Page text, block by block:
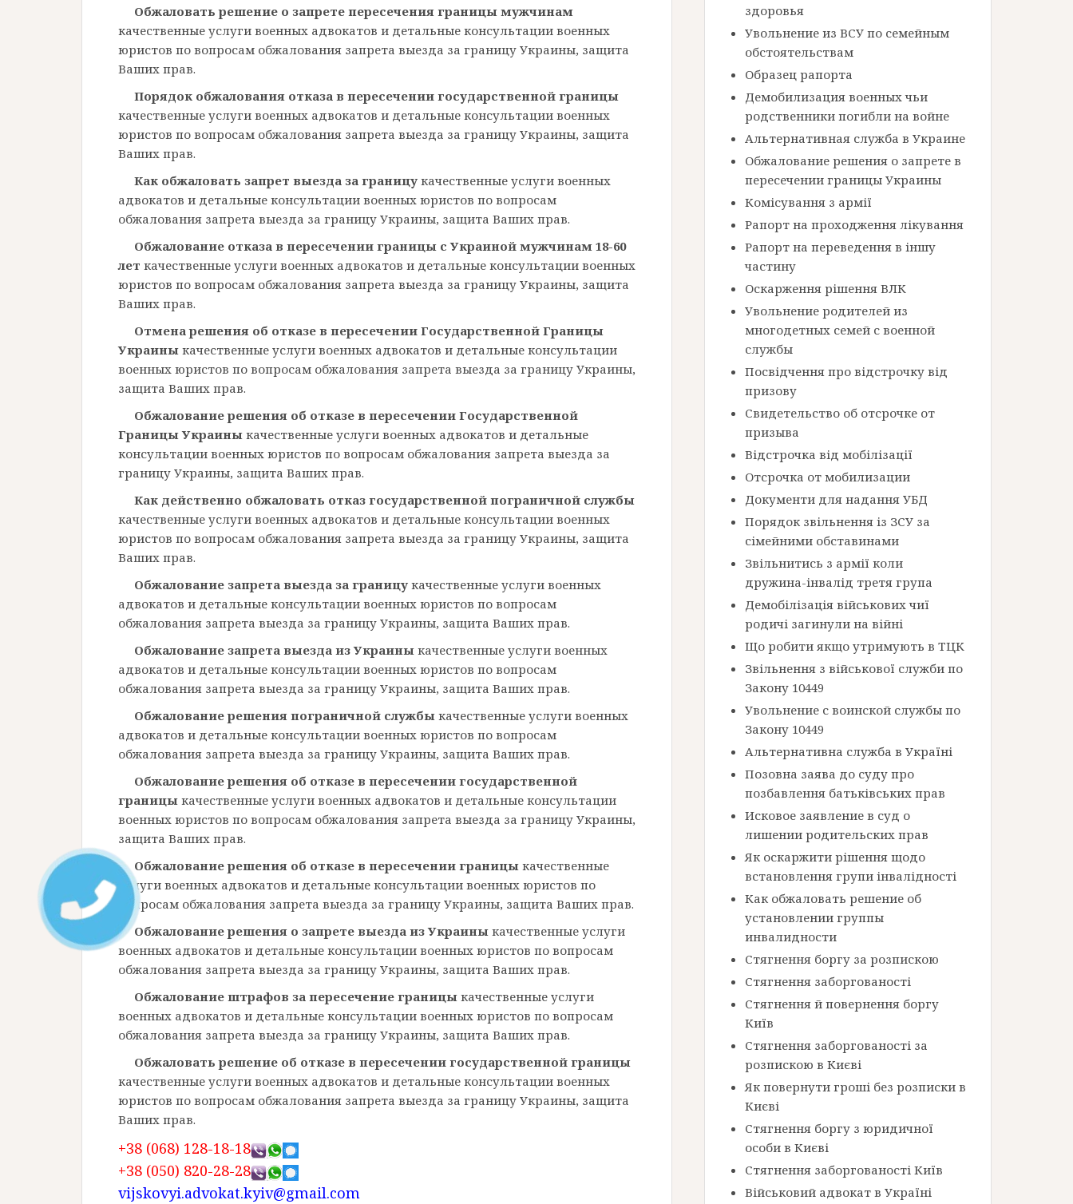
Обжаловать решение о запрете пересечения границы мужчинам
качественные услуги военных адвокатов и детальные консультации военных
юристов по вопросам обжалования запрета выезда за границу Украины, защита
Ваших прав.
Порядок обжалования отказа в пересечении государственной границы
качественные услуги военных адвокатов и детальные консультации военных
юристов по вопросам обжалования запрета выезда за границу Украины, защита
Ваших прав.
Как обжаловать запрет выезда за границу качественные услуги военных
адвокатов и детальные консультации военных юристов по вопросам
обжалования запрета выезда за границу Украины, защита Ваших прав.
Обжалование отказа в пересечении границы с Украиной мужчинам 18-60
лет качественные услуги военных адвокатов и детальные консультации военных
юристов по вопросам обжалования запрета выезда за границу Украины, защита
Ваших прав.
Отмена решения об отказе в пересечении Государственной Границы
Украины качественные услуги военных адвокатов и детальные консультации
военных юристов по вопросам обжалования запрета выезда за границу Украины,
защита Ваших прав.
Обжалование решения об отказе в пересечении Государственной
Границы Украины качественные услуги военных адвокатов и детальные
консультации военных юристов по вопросам обжалования запрета выезда за
границу Украины, защита Ваших прав.
Как действенно обжаловать отказ государственной пограничной службы
качественные услуги военных адвокатов и детальные консультации военных
юристов по вопросам обжалования запрета выезда за границу Украины, защита
Ваших прав.
Обжалование запрета выезда за границу качественные услуги военных
адвокатов и детальные консультации военных юристов по вопросам
обжалования запрета выезда за границу Украины, защита Ваших прав.
Обжалование запрета выезда из Украины качественные услуги военных
адвокатов и детальные консультации военных юристов по вопросам
обжалования запрета выезда за границу Украины, защита Ваших прав.
Обжалование решения пограничной службы качественные услуги военных
адвокатов и детальные консультации военных юристов по вопросам
обжалования запрета выезда за границу Украины, защита Ваших прав.
Обжалование решения об отказе в пересечении государственной
границы качественные услуги военных адвокатов и детальные консультации
военных юристов по вопросам обжалования запрета выезда за границу Украины,
защита Ваших прав.
Обжалование решения об отказе в пересечении границы качественные
услуги военных адвокатов и детальные консультации военных юристов по
вопросам обжалования запрета выезда за границу Украины, защита Ваших прав.
Обжалование решения о запрете выезда из Украины качественные услуги
военных адвокатов и детальные консультации военных юристов по вопросам
обжалования запрета выезда за границу Украины, защита Ваших прав.
Обжалование штрафов за пересечение границы качественные услуги
военных адвокатов и детальные консультации военных юристов по вопросам
обжалования запрета выезда за границу Украины, защита Ваших прав.
Обжаловать решение об отказе в пересечении государственной границы
качественные услуги военных адвокатов и детальные консультации военных
юристов по вопросам обжалования запрета выезда за границу Украины, защита
Ваших прав.
+38 (068) 128-18-18
+38 (050) 820-28-28
vijskovyi.advokat.kyiv@gmail.com
здоровья
Увольнение из ВСУ по семейным
обстоятельствам
Образец рапорта
Демобилизация военных чьи
родственники погибли на войне
Альтернативная служба в Украине
Обжалование решения о запрете в
пересечении границы Украины
Комісування з армії
Рапорт на проходження лікування
Рапорт на переведення в іншу
частину
Оскарження рішення ВЛК
Увольнение родителей из
многодетных семей с военной
службы
Посвідчення про відстрочку від
призову
Свидетельство об отсрочке от
призыва
Відстрочка від мобілізації
Отсрочка от мобилизации
Документи для надання УБД
Порядок звільнення із ЗСУ за
сімейними обставинами
Звільнитись з армії коли
дружина-інвалід третя група
Демобілізація військових чиї
родичі загинули на війні
Що робити якщо утримують в ТЦК
Звільнення з військової служби по
Закону 10449
Увольнение с воинской службы по
Закону 10449
Альтернативна служба в Україні
Позовна заява до суду про
позбавлення батьківських прав
Исковое заявление в суд о
лишении родительских прав
Як оскаржити рішення щодо
встановлення групи інвалідності
Как обжаловать решение об
установлении группы
инвалидности
Стягнення боргу за розпискою
Стягнення заборгованості
Стягнення й повернення боргу
Київ
Стягнення заборгованості за
розпискою в Києві
Як повернути гроші без розписки в
Києві
Стягнення боргу з юридичної
особи в Києві
Стягнення заборгованості Київ
Військовий адвокат в Україні